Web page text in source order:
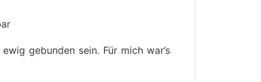
gebunden sein. Für mich war’s